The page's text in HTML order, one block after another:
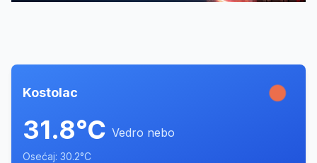
Kostolac
31.8°C Vedro nebo
Osećaj: 30.2°C